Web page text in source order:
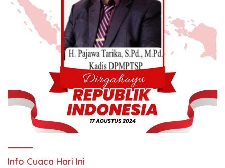
Info Cuaca Hari Ini